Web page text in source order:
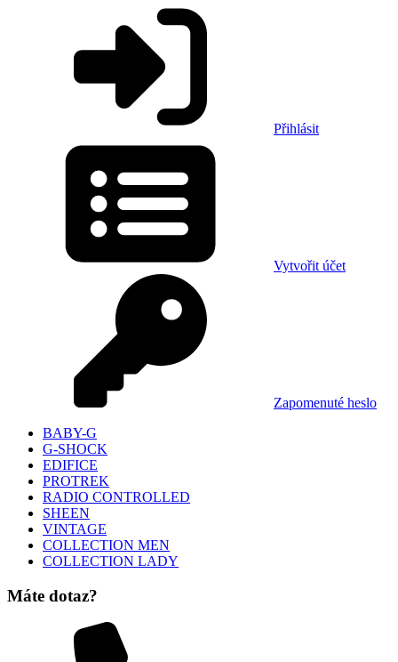
Přihlásit
Vytvořit účet
Zapomenuté heslo
BABY-G
G-SHOCK
EDIFICE
PROTREK
RADIO CONTROLLED
SHEEN
VINTAGE
COLLECTION MEN
COLLECTION LADY
Máte dotaz?